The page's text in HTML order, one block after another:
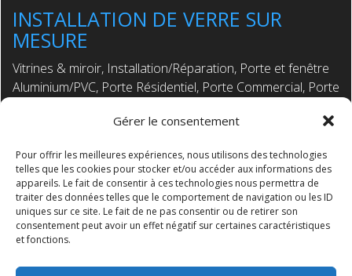
Gérer le consentement
Pour offrir les meilleures expériences, nous utilisons des technologies
telles que les cookies pour stocker et/ou accéder aux informations des
appareils. Le fait de consentir à ces technologies nous permettra de
traiter des données telles que le comportement de navigation ou les ID
uniques sur ce site. Le fait de ne pas consentir ou de retirer son
consentement peut avoir un effet négatif sur certaines caractéristiques
et fonctions.
INSTALLATION DE VERRE SUR
MESURE
Vitrines & miroir, Installation/Réparation, Porte et fenêtre
Aluminium/PVC, Porte Résidentiel, Porte Commercial, Porte
Anti-Balle, Verre Thermos, Verre trempé, Dessus de table,
Quincaillerie de Douche, etc ..
Accueil
Produits et services
Contact
514-256-7521 info@vitrerieac.com